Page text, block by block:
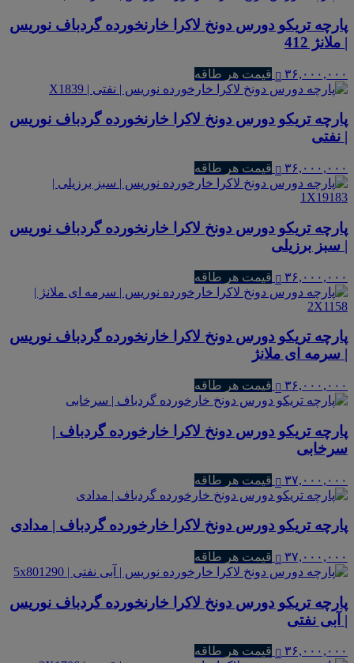
پارچه تریکو دورس دونخ لاکرا خارنخورده گردباف نوریس
| ملانژ 412
۳۶,۰۰۰,۰۰۰ قیمت هر طاقه
پارچه تریکو دورس دونخ لاکرا خارنخورده گردباف نوریس
| نفتی
۳۶,۰۰۰,۰۰۰ قیمت هر طاقه
پارچه تریکو دورس دونخ لاکرا خارنخورده گردباف نوریس
| سبز برزیلی
۳۶,۰۰۰,۰۰۰ قیمت هر طاقه
پارچه تریکو دورس دونخ لاکرا خارنخورده گردباف نوریس
| سرمه ای ملانژ
۳۶,۰۰۰,۰۰۰ قیمت هر طاقه
پارچه تریکو دورس دونخ لاکرا خارخورده گردباف |
سرخابی
۳۷,۰۰۰,۰۰۰ قیمت هر طاقه
پارچه تریکو دورس دونخ لاکرا خارخورده گردباف | مدادی
۳۷,۰۰۰,۰۰۰ قیمت هر طاقه
پارچه تریکو دورس دونخ لاکرا خارنخورده گردباف نوریس
| آبی نفتی
۳۶,۰۰۰,۰۰۰ قیمت هر طاقه